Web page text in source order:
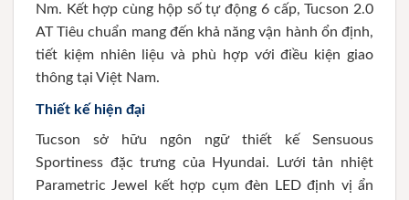
Nm. Kết hợp cùng hộp số tự động 6 cấp, Tucson 2.0
AT Tiêu chuẩn mang đến khả năng vận hành ổn định,
tiết kiệm nhiên liệu và phù hợp với điều kiện giao
thông tại Việt Nam.
Thiết kế hiện đại
Tucson sở hữu ngôn ngữ thiết kế Sensuous
Sportiness đặc trưng của Hyundai. Lưới tản nhiệt
Parametric Jewel kết hợp cụm đèn LED định vị ẩn